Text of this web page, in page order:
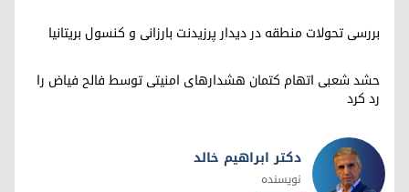
بررسی تحولات منطقه در دیدار پرزیدنت بارزانی و کنسول بریتانیا
حشد شعبی اتهام کتمان هشدارهای امنیتی توسط فالح فیاض را
رد کرد
دکتر ابراهیم خالد
نویسنده